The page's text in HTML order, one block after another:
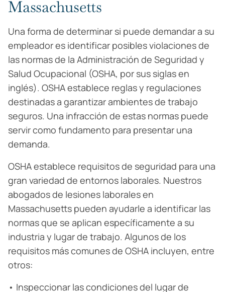
Massachusetts
Una forma de determinar si puede demandar a su
empleador es identificar posibles violaciones de
las normas de la Administración de Seguridad y
Salud Ocupacional (OSHA, por sus siglas en
inglés). OSHA establece reglas y regulaciones
destinadas a garantizar ambientes de trabajo
seguros. Una infracción de estas normas puede
servir como fundamento para presentar una
demanda.
OSHA establece requisitos de seguridad para una
gran variedad de entornos laborales. Nuestros
abogados de lesiones laborales en
Massachusetts pueden ayudarle a identificar las
normas que se aplican específicamente a su
industria y lugar de trabajo. Algunos de los
requisitos más comunes de OSHA incluyen, entre
otros:
• Inspeccionar las condiciones del lugar de